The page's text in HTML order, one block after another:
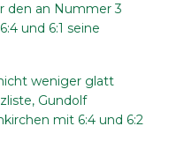
den an Nummer 3
und 6:1 seine
weniger glatt
Gundolf
mit 6:4 und 6:2